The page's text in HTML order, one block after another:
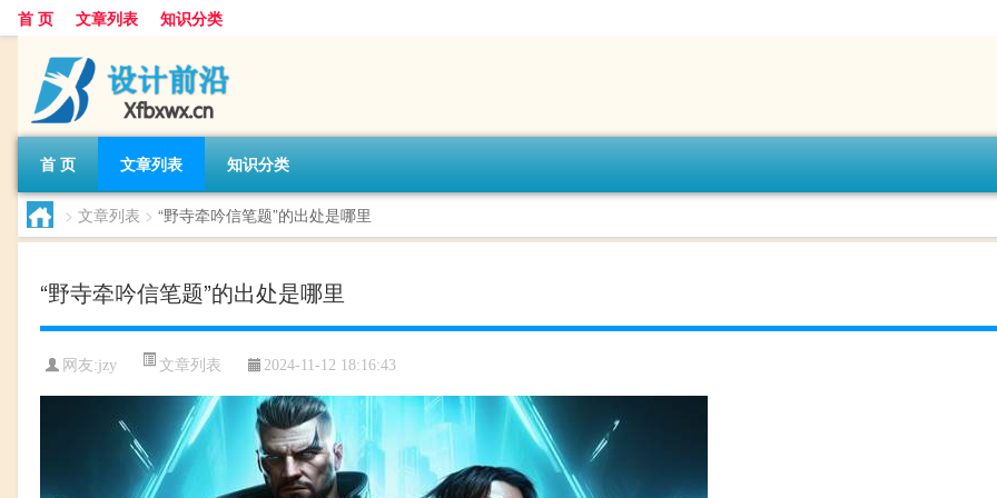
首 页 文章列表 知识分类
首 页 文章列表 知识分类
> 文章列表 > “野寺牵吟信笔题”的出处是哪里
“野寺牵吟信笔题”的出处是哪里
网友:jzy 文章列表 2024-11-12 18:16:43